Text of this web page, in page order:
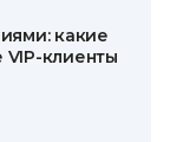
какие
VIP-клиенты